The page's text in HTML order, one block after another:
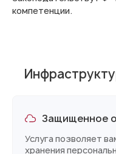
компетенции.
Защищенное
Услуга позволяет
хранения